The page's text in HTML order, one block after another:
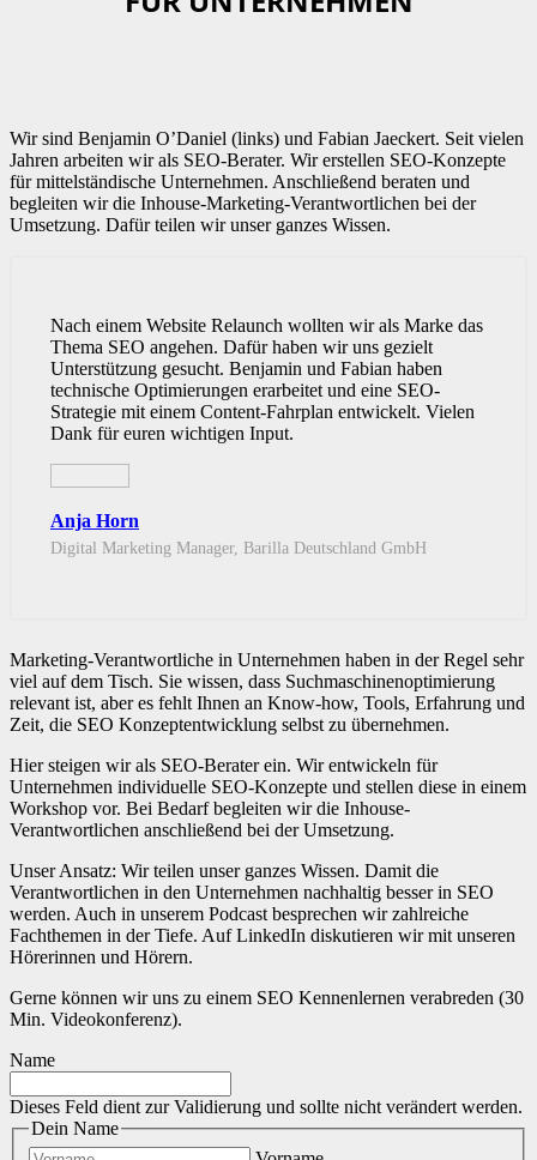
Wir sind Benjamin O’Daniel (links) und Fabian Jaeckert. Seit vielen
Jahren arbeiten wir als SEO-Berater. Wir erstellen SEO-Konzepte
für mittelständische Unternehmen. Anschließend beraten und
begleiten wir die Inhouse-Marketing-Verantwortlichen bei der
Umsetzung. Dafür teilen wir unser ganzes Wissen.
Nach einem Website Relaunch wollten wir als Marke das
Thema SEO angehen. Dafür haben wir uns gezielt
Unterstützung gesucht. Benjamin und Fabian haben
technische Optimierungen erarbeitet und eine SEO-
Strategie mit einem Content-Fahrplan entwickelt. Vielen
Dank für euren wichtigen Input.
Anja Horn
Digital Marketing Manager, Barilla Deutschland GmbH
Marketing-Verantwortliche in Unternehmen haben in der Regel sehr
viel auf dem Tisch. Sie wissen, dass Suchmaschinenoptimierung
relevant ist, aber es fehlt Ihnen an Know-how, Tools, Erfahrung und
Zeit, die SEO Konzeptentwicklung selbst zu übernehmen.
Hier steigen wir als SEO-Berater ein. Wir entwickeln für
Unternehmen individuelle SEO-Konzepte und stellen diese in einem
Workshop vor. Bei Bedarf begleiten wir die Inhouse-
Verantwortlichen anschließend bei der Umsetzung.
Unser Ansatz: Wir teilen unser ganzes Wissen. Damit die
Verantwortlichen in den Unternehmen nachhaltig besser in SEO
werden. Auch in unserem Podcast besprechen wir zahlreiche
Fachthemen in der Tiefe. Auf LinkedIn diskutieren wir mit unseren
Hörerinnen und Hörern.
Gerne können wir uns zu einem SEO Kennenlernen verabreden (30
Min. Videokonferenz).
Name
Dieses Feld dient zur Validierung und sollte nicht verändert werden.
Dein Name